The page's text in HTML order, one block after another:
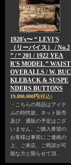
1920's〜 “ LEVI'S
（リーバイス） / No.2
” / “ 201 / 1922 YEA
R'S MODEL ” WAIST
OVERALLS / W. BUC
KLEBACK & SUSPE
NDERS BUTTONS
19,800,000円(税込)
・こちらの商品はアイテ
ムの特性故、ネット販売
及び、通販の予定はござ
いません。ご購入希望の
お客様は事前にご連絡の
上、ご来店、ご商談が可
能な方と限らせて頂…